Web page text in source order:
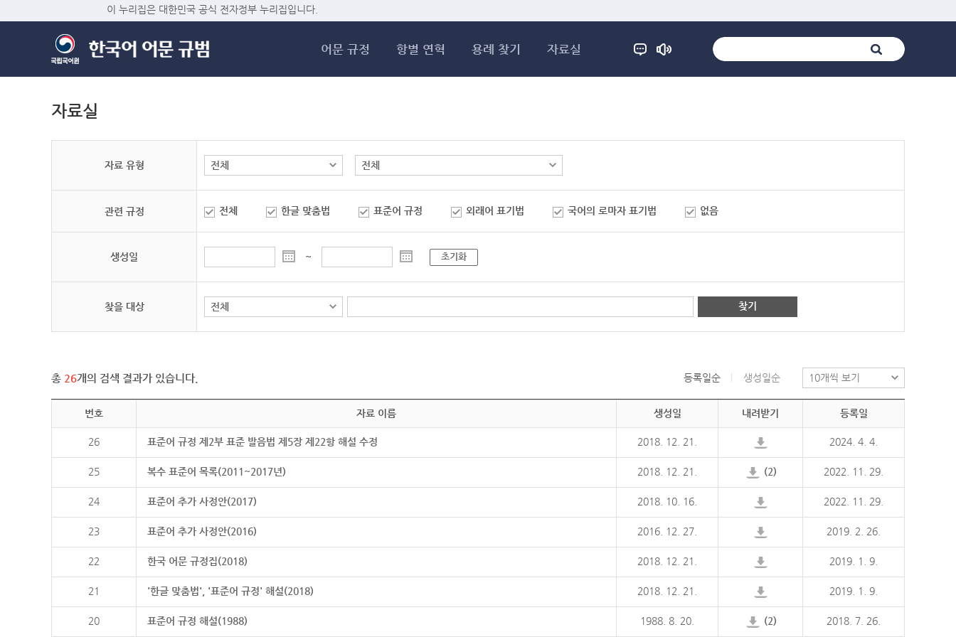
이 누리집은 대한민국 공식 전자정부 누리집입니다.
어문 규정 항별 연혁 용례 찾기 자료실
자료실
자료 유형
관련 규정 전체 한글 맞춤법 표준어 규정 외래어 표기법 국어의 로마자 표기법 없음
생성일 ~ 초기화
찾을 대상 찾기
총 26개의 검색 결과가 있습니다. 등록일순 생성일순
번호 자료 이름 생성일 내려받기 등록일
26 표준어 규정 제2부 표준 발음법 제5장 제22항 해설 수정 2018. 12. 21. 2024. 4. 4.
25 복수 표준어 목록(2011~2017년) 2018. 12. 21. (2) 2022. 11. 29.
24 표준어 추가 사정안(2017) 2018. 10. 16. 2022. 11. 29.
23 표준어 추가 사정안(2016) 2016. 12. 27. 2019. 2. 26.
22 한국 어문 규정집(2018) 2018. 12. 21. 2019. 1. 9.
21 '한글 맞춤법', '표준어 규정' 해설(2018) 2018. 12. 21. 2019. 1. 9.
20 표준어 규정 해설(1988) 1988. 8. 20. (2) 2018. 7. 26.